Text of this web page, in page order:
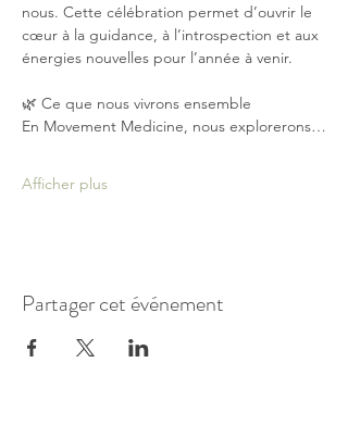
nous. Cette célébration permet d’ouvrir le
cœur à la guidance, à l’introspection et aux
énergies nouvelles pour l’année à venir.
🌿 Ce que nous vivrons ensemble
En Movement Medicine, nous explorerons…
Afficher plus
Partager cet événement